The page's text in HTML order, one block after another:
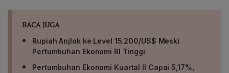
BACA JUGA
Rupiah Anjlok ke Level 15.200/US$ Meski
Pertumbuhan Ekonomi RI Tinggi
Pertumbuhan Ekonomi Kuartal II Capai 5,17%,